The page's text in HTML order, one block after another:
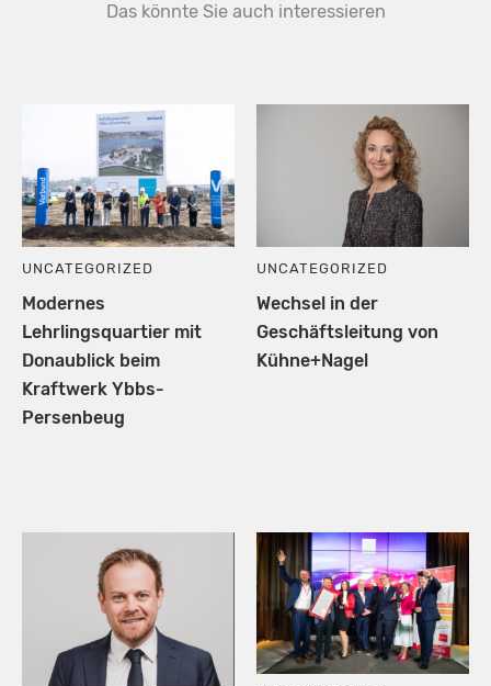
Das könnte Sie auch interessieren
UNCATEGORIZED
Modernes
Lehrlingsquartier mit
Donaublick beim
Kraftwerk Ybbs-
Persenbeug
UNCATEGORIZED
Wechsel in der
Geschäftsleitung von
Kühne+Nagel